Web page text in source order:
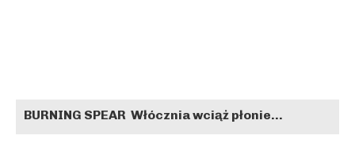
BURNING SPEAR Włócznia wciąż płonie…